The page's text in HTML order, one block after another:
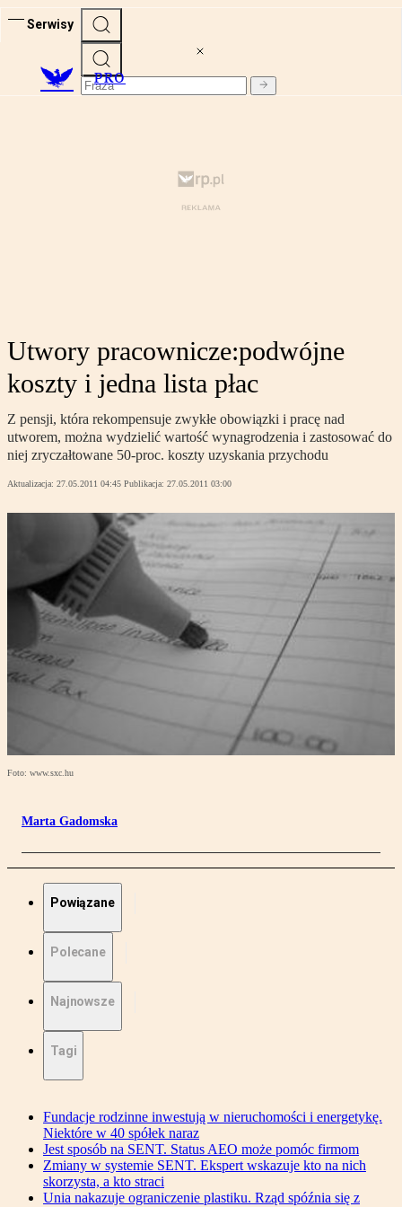
Serwisy
PRO
Utwory pracownicze:podwójne
koszty i jedna lista płac
Z pensji, która rekompensuje zwykłe obowiązki i pracę nad
utworem, można wydzielić wartość wynagrodzenia i zastosować do
niej zryczałtowane 50-proc. koszty uzyskania przychodu
Aktualizacja: 27.05.2011 04:45 Publikacja: 27.05.2011 03:00
Foto: www.sxc.hu
Marta Gadomska
Powiązane
Polecane
Najnowsze
Tagi
Fundacje rodzinne inwestują w nieruchomości i energetykę.
Niektóre w 40 spółek naraz
Jest sposób na SENT. Status AEO może pomóc firmom
Zmiany w systemie SENT. Ekspert wskazuje kto na nich
skorzysta, a kto straci
Unia nakazuje ograniczenie plastiku. Rząd spóźnia się z